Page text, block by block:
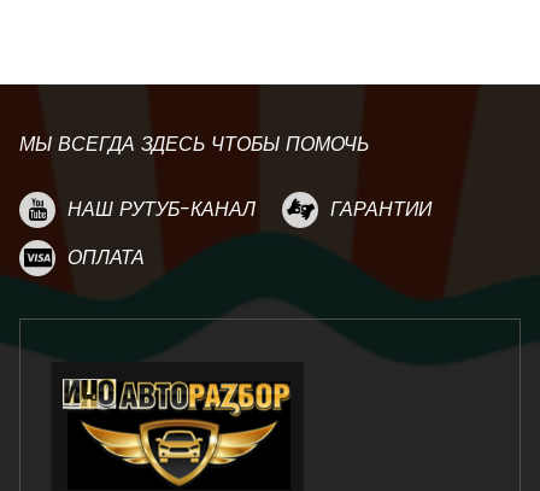
МЫ ВСЕГДА ЗДЕСЬ ЧТОБЫ ПОМОЧЬ
НАШ РУТУБ-КАНАЛ
ГАРАНТИИ
ОПЛАТА